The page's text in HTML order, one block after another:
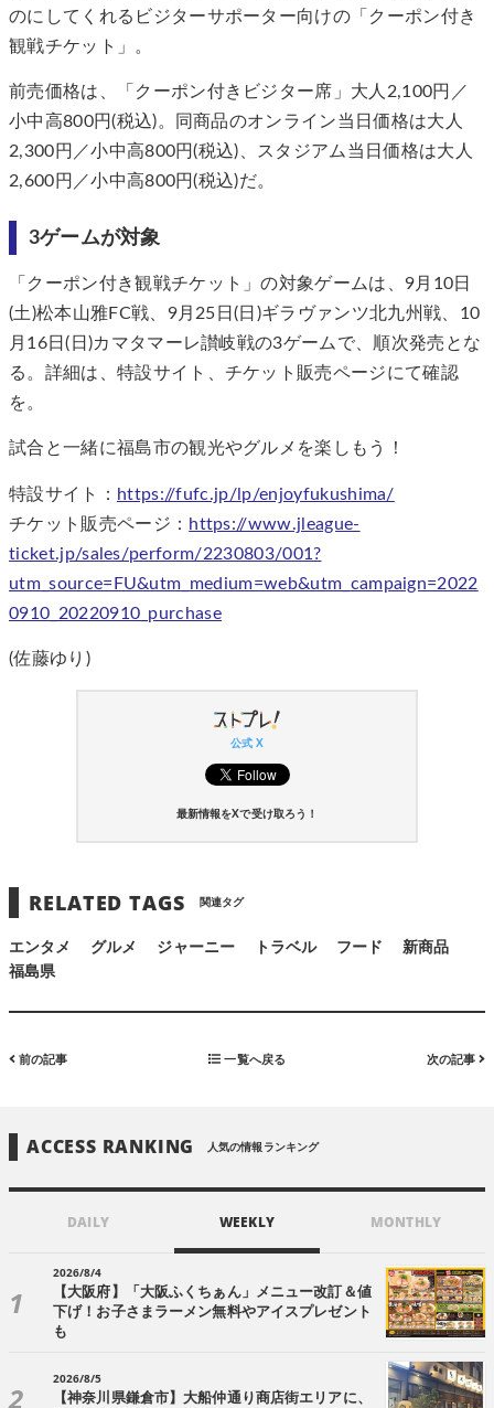
のにしてくれるビジターサポーター向けの「クーポン付き
観戦チケット」。
前売価格は、「クーポン付きビジター席」大人2,100円／
小中高800円(税込)。同商品のオンライン当日価格は大人
2,300円／小中高800円(税込)、スタジアム当日価格は大人
2,600円／小中高800円(税込)だ。
3ゲームが対象
「クーポン付き観戦チケット」の対象ゲームは、9月10日
(土)松本山雅FC戦、9月25日(日)ギラヴァンツ北九州戦、10
月16日(日)カマタマーレ讃岐戦の3ゲームで、順次発売とな
る。詳細は、特設サイト、チケット販売ページにて確認
を。
試合と一緒に福島市の観光やグルメを楽しもう！
特設サイト： https://fufc.jp/lp/enjoyfukushima/
チケット販売ページ： https://www.jleague-
ticket.jp/sales/perform/2230803/001?
utm_source=FU&utm_medium=web&utm_campaign=2022
0910_20220910_purchase
(佐藤ゆり)
公式 X
最新情報をXで受け取ろう！
RELATED TAGS 関連タグ
エンタメ グルメ ジャーニー トラベル フード
新商品
福島県
前の記事 一覧へ戻る 次の記事
ACCESS RANKING 人気の情報ランキング
DAILY WEEKLY MONTHLY
2026/8/4
【大阪府】「大阪ふくちぁん」メニュー改訂＆値
下げ！お子さまラーメン無料やアイスプレゼント
も
2026/8/5
【神奈川県鎌倉市】大船仲通り商店街エリアに、